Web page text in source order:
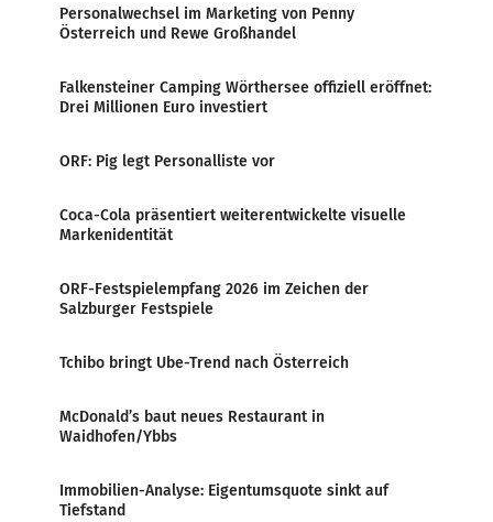
Personalwechsel im Marketing von Penny
Österreich und Rewe Großhandel
Falkensteiner Camping Wörthersee offiziell eröffnet:
Drei Millionen Euro investiert
ORF: Pig legt Personalliste vor
Coca-Cola präsentiert weiterentwickelte visuelle
Markenidentität
ORF-Festspielempfang 2026 im Zeichen der
Salzburger Festspiele
Tchibo bringt Ube-Trend nach Österreich
McDonald’s baut neues Restaurant in
Waidhofen/Ybbs
Immobilien-Analyse: Eigentumsquote sinkt auf
Tiefstand